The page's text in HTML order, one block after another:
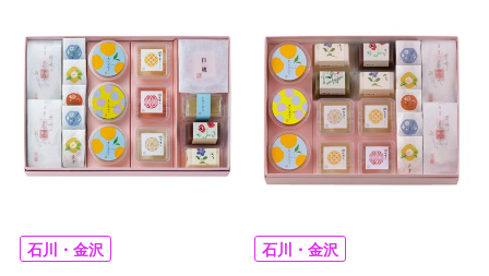
石川・金沢 石川・金沢